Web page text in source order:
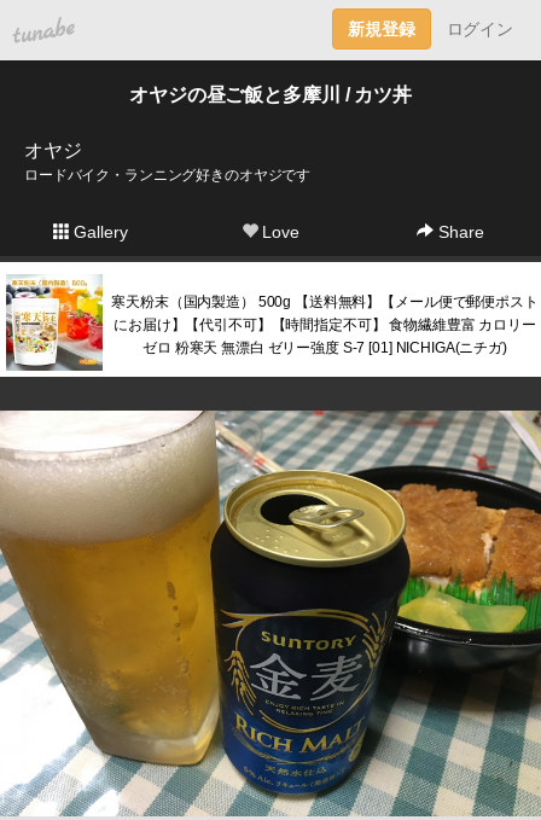
tuna.be 新規登録 ログイン
オヤジの昼ご飯と多摩川 / カツ丼
オヤジ
ロードバイク・ランニング好きのオヤジです
Gallery Love Share
寒天粉末（国内製造） 500g 【送料無料】【メール便で郵便ポスト
にお届け】【代引不可】【時間指定不可】 食物繊維豊富 カロリー
ゼロ 粉寒天 無漂白 ゼリー強度 S-7 [01] NICHIGA(ニチガ)